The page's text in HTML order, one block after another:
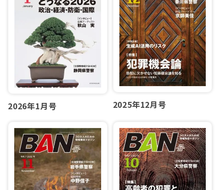
2026年1月号 2025年12月号